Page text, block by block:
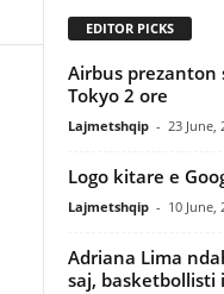
EDITOR PICKS
Airbus prezanton
Tokyo 2 ore
Lajmetshqip - 23 June,
Logo kitare e
Lajmetshqip - 10 June,
Adriana Lima
saj, basketbollisti